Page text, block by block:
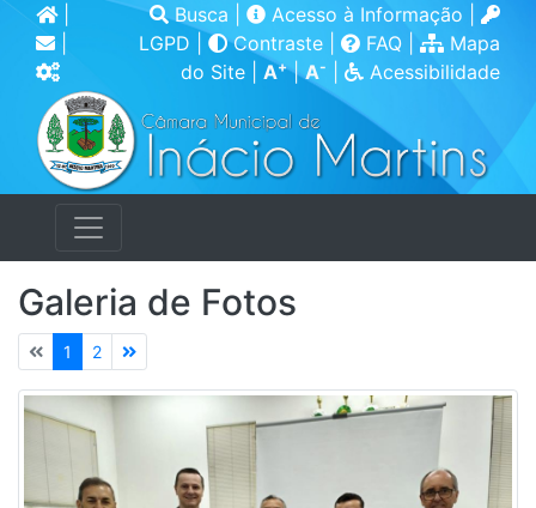
|
Busca Acesso à Informação
LGPD
Contraste FAQ
Mapa
do Site
A+|A- Acessibilidade
Galeria de Fotos
1 2